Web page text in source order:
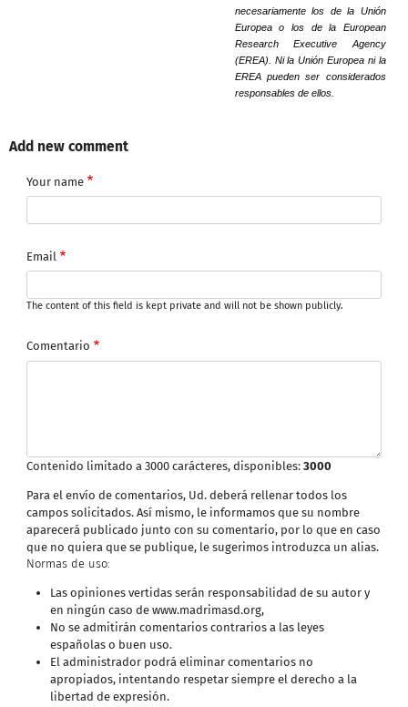
necesariamente los de la Unión
Europea o los de la European
Research Executive Agency
(EREA). Ni la Unión Europea ni la
EREA pueden ser considerados
responsables de ellos.
Add new comment
Your name
Email
The content of this field is kept private and will not be shown publicly.
Comentario
Contenido limitado a 3000 carácteres, disponibles:3000
Para el envío de comentarios, Ud. deberá rellenar todos los
campos solicitados. Así mismo, le informamos que su nombre
aparecerá publicado junto con su comentario, por lo que en caso
que no quiera que se publique, le sugerimos introduzca un alias.
Normas de uso:
Las opiniones vertidas serán responsabilidad de su autor y
en ningún caso de www.madrimasd.org,
No se admitirán comentarios contrarios a las leyes
españolas o buen uso.
El administrador podrá eliminar comentarios no
apropiados, intentando respetar siempre el derecho a la
libertad de expresión.